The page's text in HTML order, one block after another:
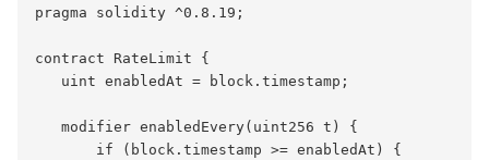
pragma solidity ^0.8.19;
contract RateLimit {
   uint enabledAt = block.timestamp;
   modifier enabledEvery(uint256 t) {
       if (block.timestamp >= enabledAt) {